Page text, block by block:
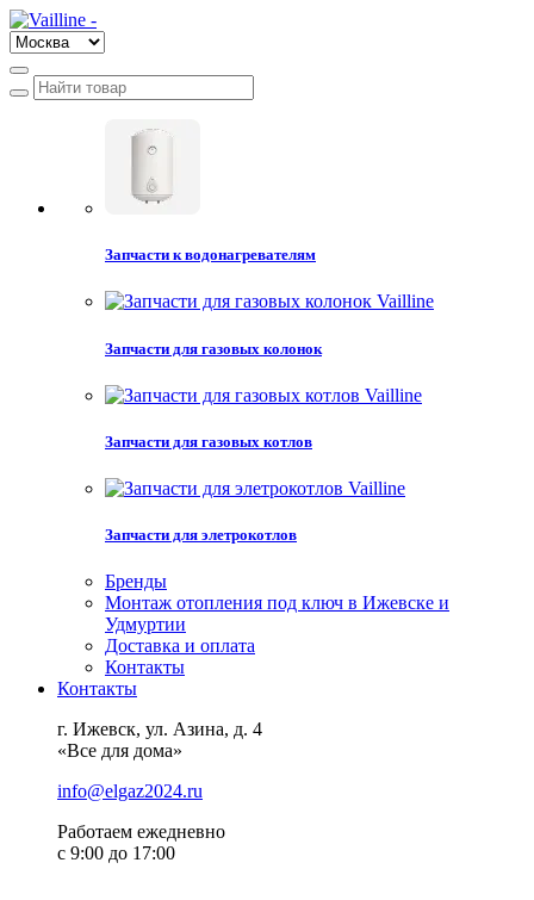
Запчасти к водонагревателям
Запчасти для газовых колонок
Запчасти для газовых котлов
Запчасти для элетрокотлов
Бренды
Монтаж отопления под ключ в Ижевске и
Удмуртии
Доставка и оплата
Контакты
Контакты
г. Ижевск, ул. Азина, д. 4
«Все для дома»
info@elgaz2024.ru
Работаем eжедневно
с 9:00 до 17:00